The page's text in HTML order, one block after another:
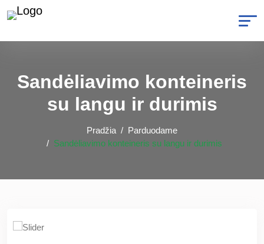
Sandėliavimo konteineris
su langu ir durimis
Pradžia
Parduodame
Sandėliavimo konteineris su langu ir durimis